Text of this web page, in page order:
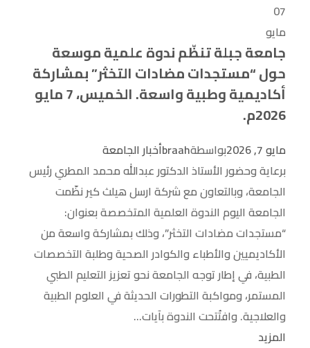
07
مايو
جامعة جبلة تنظّم ندوة علمية موسعة
حول “مستجدات مضادات التخثر” بمشاركة
أكاديمية وطبية واسعة. الخميس، 7 مايو
2026م.
مايو 7, 2026 بواسطةbraahأخبار الجامعة
برعاية وحضور الأستاذ الدكتور عبدالله محمد المطري رئيس
الجامعة، وبالتعاون مع شركة ارسل هيلث كير نظّمت
الجامعة اليوم الندوة العلمية المتخصصة بعنوان:
“مستجدات مضادات التخثر”، وذلك بمشاركة واسعة من
الأكاديميين والأطباء والكوادر الصحية وطلبة التخصصات
الطبية، في إطار توجه الجامعة نحو تعزيز التعليم الطبي
المستمر، ومواكبة التطورات الحديثة في العلوم الطبية
والعلاجية. وافتُتحت الندوة بآيات...
المزيد